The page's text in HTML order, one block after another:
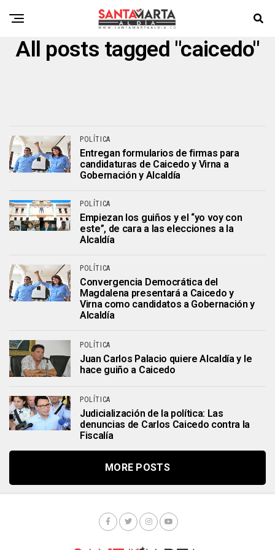
All posts tagged "caicedo"
POLÍTICA
Entregan formularios de firmas para
candidaturas de Caicedo y Virna a
Gobernación y Alcaldía
POLÍTICA
Empiezan los guiños y el “yo voy con
este”, de cara a las elecciones a la
Alcaldía
POLÍTICA
Convergencia Democrática del
Magdalena presentará a Caicedo y
Virna como candidatos a Gobernación y
Alcaldía
POLÍTICA
Juan Carlos Palacio quiere Alcaldía y le
hace guiño a Caicedo
POLÍTICA
Judicialización de la política: Las
denuncias de Carlos Caicedo contra la
Fiscalía
MORE POSTS